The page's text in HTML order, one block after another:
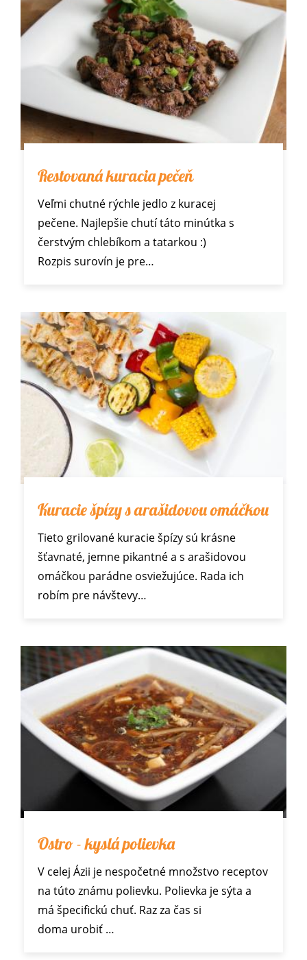
Restovaná kuracia pečeň
Veľmi chutné rýchle jedlo z kuracej
pečene. Najlepšie chutí táto minútka s
čerstvým chlebíkom a tatarkou :)
Rozpis surovín je pre…
Kuracie špízy s arašidovou omáčkou
Tieto grilované kuracie špízy sú krásne
šťavnaté, jemne pikantné a s arašidovou
omáčkou parádne osviežujúce. Rada ich
robím pre návštevy…
Ostro - kyslá polievka
V celej Ázii je nespočetné množstvo receptov
na túto známu polievku. Polievka je sýta a
má špecifickú chuť. Raz za čas si
doma urobiť …